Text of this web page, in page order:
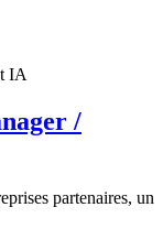
IA
/
partenaires, un